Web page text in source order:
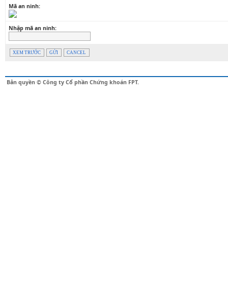
Mã an ninh:
Nhập mã an ninh:
XEM TRƯỚC GỬI CANCEL
Bản quyền © Công ty Cổ phần Chứng khoán FPT.